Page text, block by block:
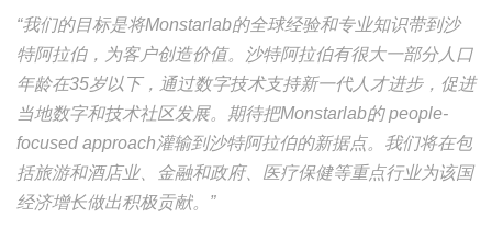
“我们的目标是将Monstarlab的全球经验和专业知识带到沙
特阿拉伯，为客户创造价值。沙特阿拉伯有很大一部分人口
年龄在35岁以下，通过数字技术支持新一代人才进步，促进
当地数字和技术社区发展。期待把Monstarlab的 people-
focused approach灌输到沙特阿拉伯的新据点。我们将在包
括旅游和酒店业、金融和政府、医疗保健等重点行业为该国
经济增长做出积极贡献。”